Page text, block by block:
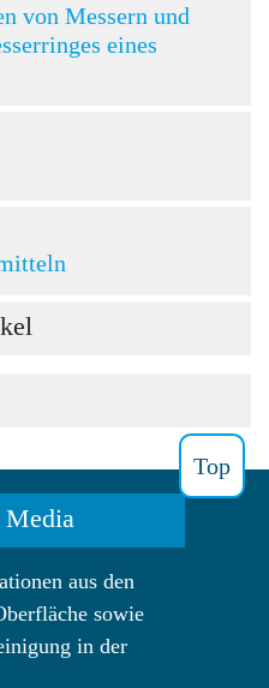
von Messern und
eines
Top
Media
aus den
sowie
in der